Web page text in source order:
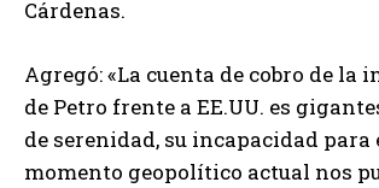
Cárdenas.
Agregó: «La cuenta de cobro de la
de Petro frente a EE.UU. es
de serenidad, su incapacidad para
momento geopolítico actual nos